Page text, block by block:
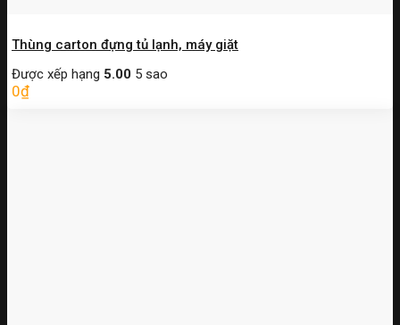
Thùng carton đựng tủ lạnh, máy giặt
Được xếp hạng 5.00 5 sao
0₫